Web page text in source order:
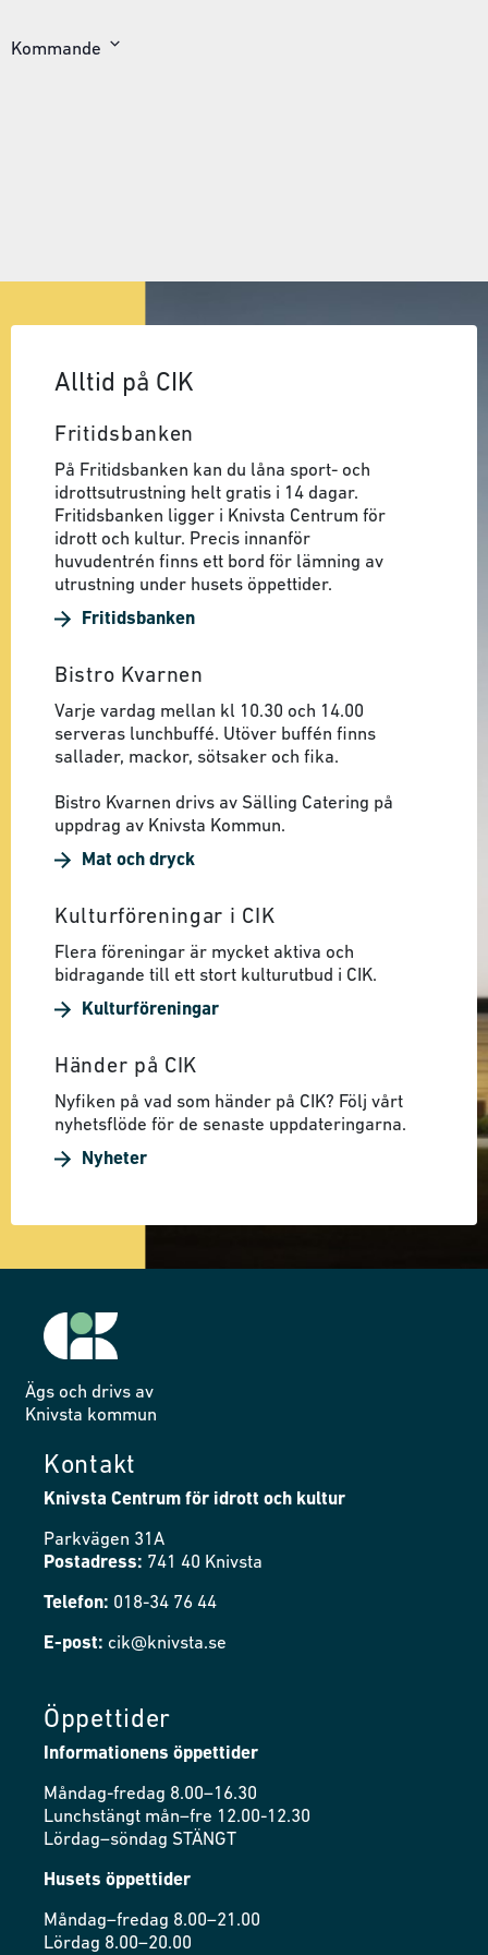
Kommande
Alltid på CIK
Fritidsbanken
På Fritidsbanken kan du låna sport- och
idrottsutrustning helt gratis i 14 dagar.
Fritidsbanken ligger i Knivsta Centrum för
idrott och kultur. Precis innanför
huvudentrén finns ett bord för lämning av
utrustning under husets öppettider.
Fritidsbanken
Bistro Kvarnen
Varje vardag mellan kl 10.30 och 14.00
serveras lunchbuffé. Utöver buffén finns
sallader, mackor, sötsaker och fika.
Bistro Kvarnen drivs av Sälling Catering på
uppdrag av Knivsta Kommun.
Mat och dryck
Kulturföreningar i CIK
Flera föreningar är mycket aktiva och
bidragande till ett stort kulturutbud i CIK.
Kulturföreningar
Händer på CIK
Nyfiken på vad som händer på CIK? Följ vårt
nyhetsflöde för de senaste uppdateringarna.
Nyheter
Ägs och drivs av
Knivsta kommun
Kontakt
Knivsta Centrum för idrott och kultur
Parkvägen 31A
Postadress: 741 40 Knivsta
Telefon: 018-34 76 44
E-post: cik@knivsta.se
Öppettider
Informationens öppettider
Måndag-fredag 8.00–16.30
Lunchstängt mån–fre 12.00-12.30
Lördag–söndag STÄNGT
Husets öppettider
Måndag–fredag 8.00–21.00
Lördag 8.00–20.00